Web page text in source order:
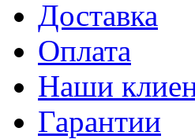
Доставка
Оплата
Наши
Гарантии